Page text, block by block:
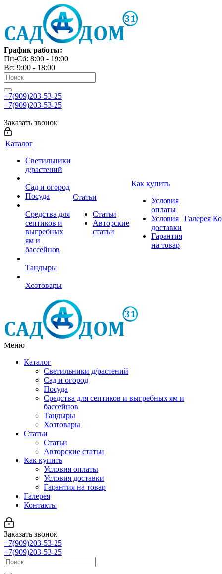
График работы:
Пн-Сб: 8:00 - 19:00
Вс: 9:00 - 18:00
+7(909)203-53-25
+7(909)203-53-25
Заказать звонок
Каталог
Светильники
д/растений
Сад и огород
Посуда
Средства для
септиков и
выгребных
ям и
бассейнов
Тандыры
Хозтовары
Статьи
Статьи
Авторские
статьи
Как купить
Условия
оплаты
Условия
доставки
Гарантия
на товар
Галерея
Меню
Каталог
Светильники д/растений
Сад и огород
Посуда
Средства для септиков и выгребных ям и
бассейнов
Тандыры
Хозтовары
Статьи
Статьи
Авторские статьи
Как купить
Условия оплаты
Условия доставки
Гарантия на товар
Галерея
Контакты
Заказать звонок
+7(909)203-53-25
+7(909)203-53-25